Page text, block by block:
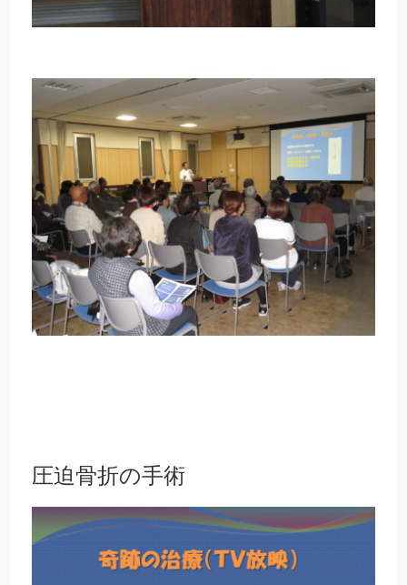
圧迫骨折の手術